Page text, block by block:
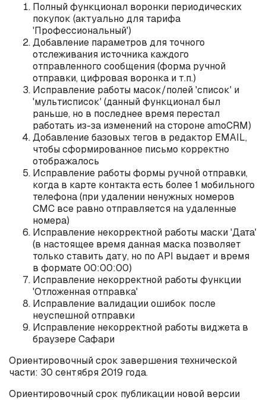
Полный функционал воронки периодических
покупок (актуально для тарифа
'Профессиональный')
Добавление параметров для точного
отслеживания источника каждого
отправленного сообщения (форма ручной
отправки, цифровая воронка и т.п.)
Исправление работы масок/полей 'список' и
'мультисписок' (данный функционал был
раньше, но в последнее время перестал
работать из-за изменений на стороне amoCRM)
Добавление базовых тегов в редактор EMAIL,
чтобы сформированное письмо корректно
отображалось
Исправление работы формы ручной отправки,
когда в карте контакта есть более 1 мобильного
телефона (при удалении ненужных номеров
СМС все равно отправляется на удаленные
номера)
Исправление некорректной работы маски 'Дата'
(в настоящее время данная маска позволяет
только ставить дату, но по API выдает и время
в формате 00:00:00)
Исправление некорректной работы функции
'Отложенная отправка'
Исправление валидации ошибок после
неуспешной отправки
Исправление некорректной работы виджета в
браузере Сафари
Ориентировочный срок завершения технической
части: 30 сентября 2019 года.
Ориентировочный срок публикации новой версии